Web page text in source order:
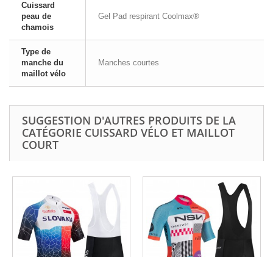
Cuissard
peau de
chamois
Gel Pad respirant Coolmax®
Type de
manche du
maillot vélo
Manches courtes
SUGGESTION D'AUTRES PRODUITS DE LA
CATÉGORIE CUISSARD VÉLO ET MAILLOT
COURT